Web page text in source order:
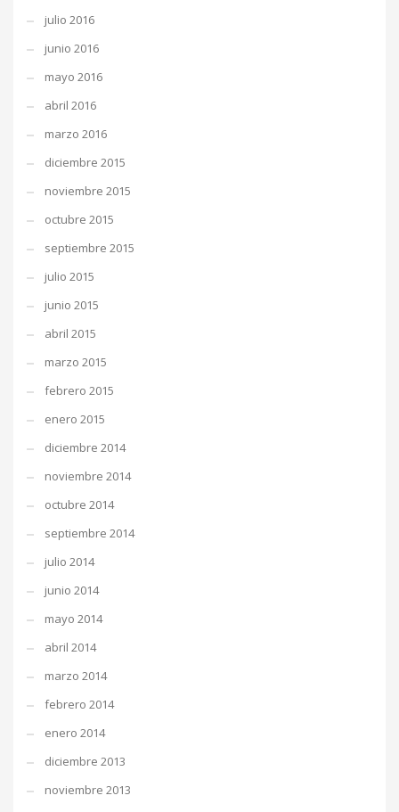
julio 2016
junio 2016
mayo 2016
abril 2016
marzo 2016
diciembre 2015
noviembre 2015
octubre 2015
septiembre 2015
julio 2015
junio 2015
abril 2015
marzo 2015
febrero 2015
enero 2015
diciembre 2014
noviembre 2014
octubre 2014
septiembre 2014
julio 2014
junio 2014
mayo 2014
abril 2014
marzo 2014
febrero 2014
enero 2014
diciembre 2013
noviembre 2013